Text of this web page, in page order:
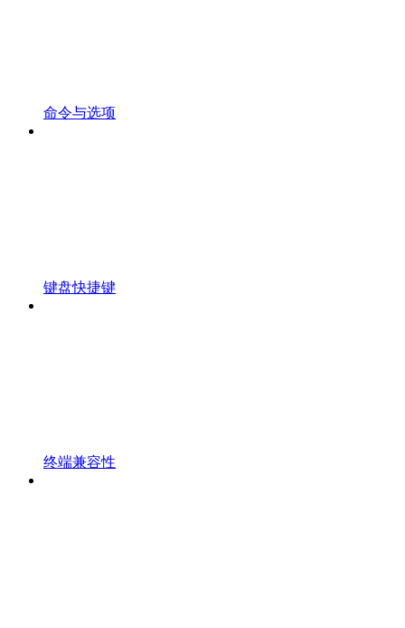
命令与选项
键盘快捷键
终端兼容性